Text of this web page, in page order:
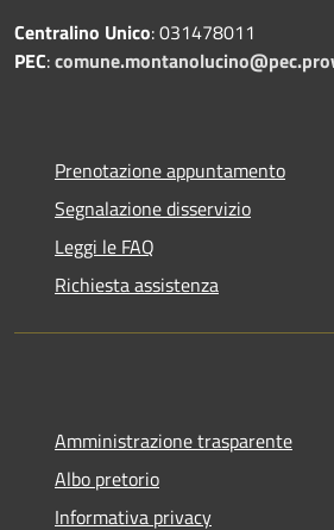
Centralino Unico: 031478011
PEC:
Prenotazione appuntamento
Segnalazione disservizio
Leggi le FAQ
Richiesta assistenza
Amministrazione trasparente
Albo pretorio
Informativa privacy